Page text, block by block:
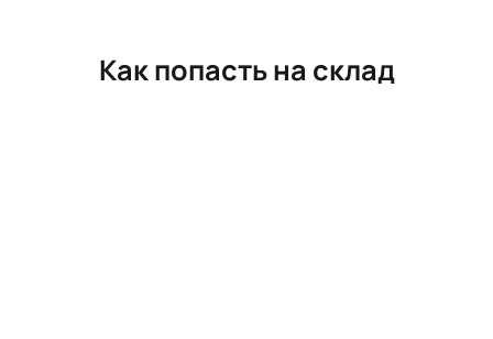
Как попасть на склад